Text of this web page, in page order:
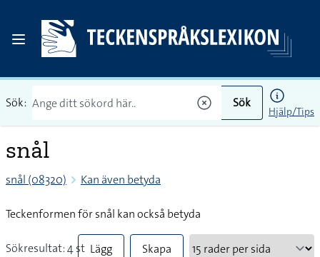
Sök: Sök
Hjälp/Tips
snål
snål (08320) Kan även betyda
Teckenformen för snål kan också betyda
Sökresultat: 4 st Lägg
Skapa